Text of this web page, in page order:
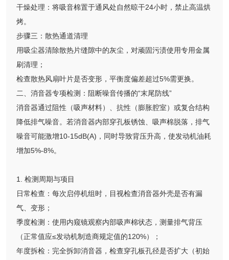
干燥处理：将吸音棉置于通风处自然晾干24小时，禁止高温烘
烤。
步骤三：散热通道清理
用吸尘器清除散热片缝隙中的灰尘，对顽固污渍使用专用金属
刷清理；
检查散热风扇叶片是否变形，平衡度偏差超过5%需更换。
二、消音器专项检测：阻断噪音传播的“末尾防线”
消音器通过阻性（吸声材料）、抗性（膨胀腔室）或复合结构
降低排气噪音。若消音器内部穿孔板锈蚀、吸声棉脱落，排气
噪音可能激增10-15dB(A)，同时导致背压升高，使发动机油耗
增加5%-8%。
1. 检测周期与项目
日常检查：每次启停机组时，目视检查消音器外壳是否有漏
气、变形；
季度检测：使用内窥镜观察内部吸声棉状态，测量排气背压
（正常值应≤发动机制造商规定值的120%）；
年度拆检：完全拆卸消音器，检查穿孔板孔径是否扩大（初始